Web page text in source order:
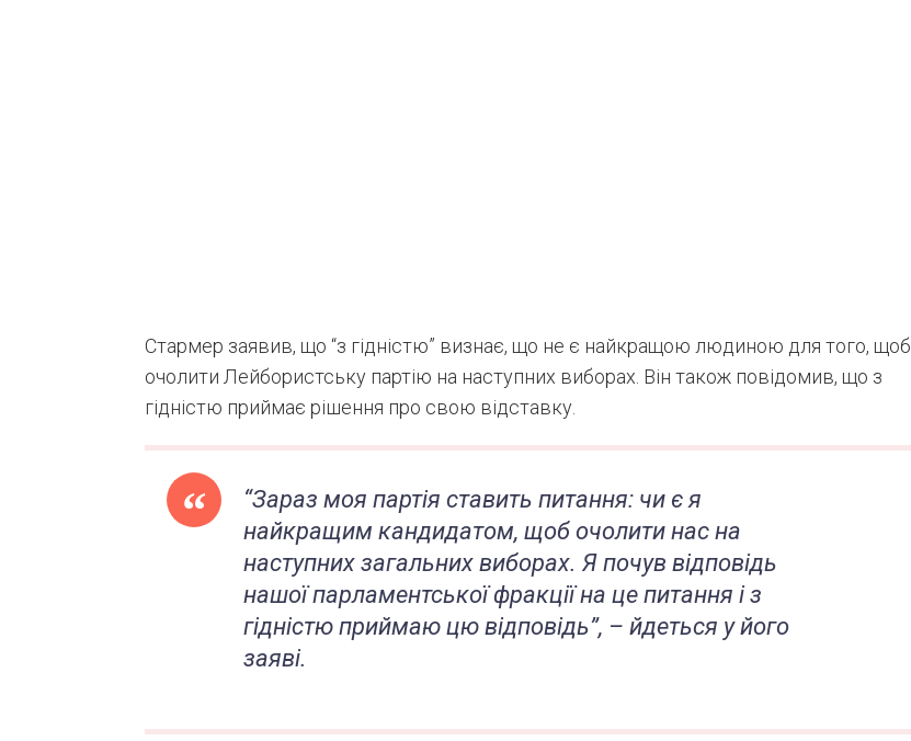
Стармер заявив, що “з гідністю” визнає, що не є найкращою людиною для того, щоб
очолити Лейбористську партію на наступних виборах. Він також повідомив, що з
гідністю приймає рішення про свою відставку.
“Зараз моя партія ставить питання: чи є я
найкращим кандидатом, щоб очолити нас на
наступних загальних виборах. Я почув відповідь
нашої парламентської фракції на це питання і з
гідністю приймаю цю відповідь”, – йдеться у його
заяві.